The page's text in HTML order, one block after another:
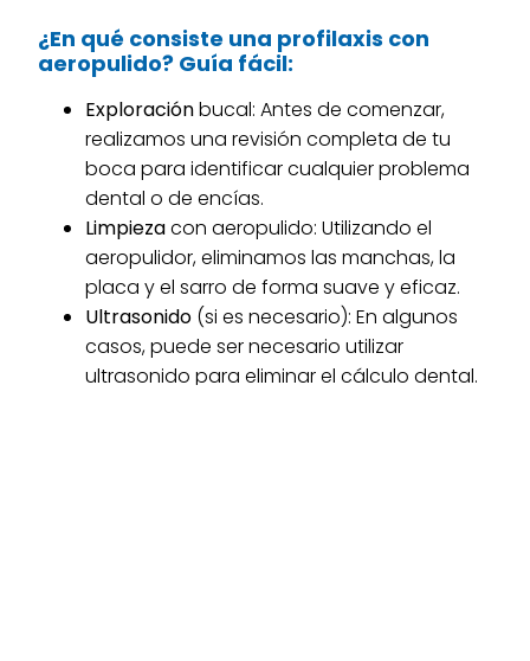
¿En qué consiste una profilaxis con
aeropulido? Guía fácil:
Exploraciónbucal: Antes de comenzar,
realizamos una revisión completa de tu
boca para identificar cualquier problema
dental o de encías.
Limpiezacon aeropulido: Utilizando el
aeropulidor, eliminamos las manchas, la
placa y el sarro de forma suave y eficaz.
Ultrasonido (si es necesario): En algunos
casos, puede ser necesario utilizar
ultrasonido para eliminar el cálculo dental.